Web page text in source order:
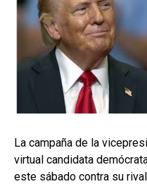
La campaña de la
virtual candidata
este sábado contra su